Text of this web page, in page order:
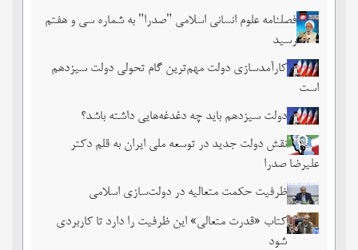
فصلنامه علوم انسانی اسلامی "صدرا" به شماره سی و هفتم
رسید
کارآمدسازی دولت مهم‌ترین گام تحولی دولت سیزدهم
است
دولت سیزدهم باید چه دغدغه‌هایی داشته باشد؟
نقش دولت جدید در توسعه ملی ایران به قلم دکتر
علیرضا صدرا
ظرفیت حکمت متعالیه در دولت‌سازی اسلامی
کتاب «قدرت متعالی» این ظرفیت را دارد تا کاربردی
شود